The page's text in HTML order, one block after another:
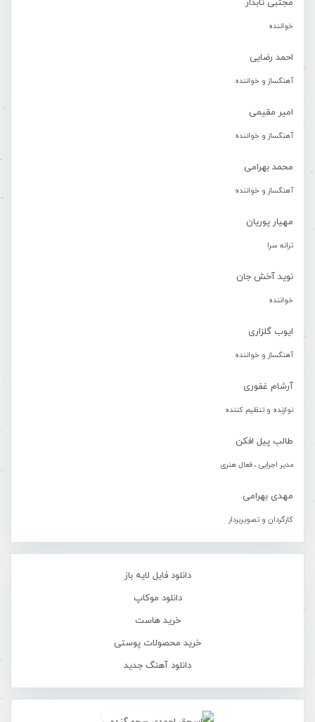
مجتبی تابدار
خواننده
احمد رضایی
آهنگساز و خواننده
امیر مقیمی
آهنگساز و خواننده
محمد بهرامی
آهنگساز و خواننده
مهیار پوریان
ترانه سرا
نوید آخش جان
خواننده
ایوب گلزاری
آهنگساز و خواننده
آرشام غفوری
نوازنده و تنظیم کننده
طالب پیل افکن
مدیر اجرایی ، فعال هنری
مهدی بهرامی
کارگردان و تصویربردار
دانلود فایل لایه باز
دانلود موکاپ
خرید هاست
خرید محصولات پوستی
دانلود آهنگ جدید